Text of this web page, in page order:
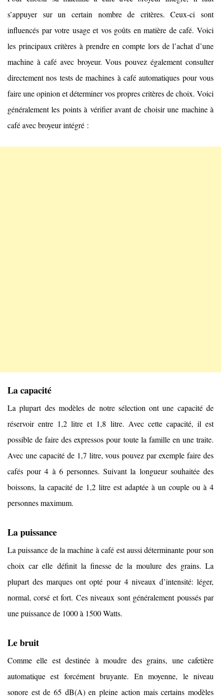
s’appuyer sur un certain nombre de critères. Ceux-ci sont
influencés par votre usage et vos goûts en matière de café. Voici
les principaux critères à prendre en compte lors de l’achat d’une
machine à café avec broyeur. Vous pouvez également consulter
directement nos tests de machines à café automatiques pour vous
faire une opinion et déterminer vos propres critères de choix. Voici
généralement les points à vérifier avant de choisir une machine à
café avec broyeur intégré :
La capacité
La plupart des modèles de notre sélection ont une capacité de
réservoir entre 1,2 litre et 1,8 litre. Avec cette capacité, il est
possible de faire des expressos pour toute la famille en une traite.
Avec une capacité de 1,7 litre, vous pouvez par exemple faire des
cafés pour 4 à 6 personnes. Suivant la longueur souhaitée des
boissons, la capacité de 1,2 litre est adaptée à un couple ou à 4
personnes maximum.
La puissance
La puissance de la machine à café est aussi déterminante pour son
choix car elle définit la finesse de la moulure des grains. La
plupart des marques ont opté pour 4 niveaux d’intensité: léger,
normal, corsé et fort. Ces niveaux sont généralement poussés par
une puissance de 1000 à 1500 Watts.
Le bruit
Comme elle est destinée à moudre des grains, une cafetière
automatique est forcément bruyante. En moyenne, le niveau
sonore est de 65 dB(A) en pleine action mais certains modèles